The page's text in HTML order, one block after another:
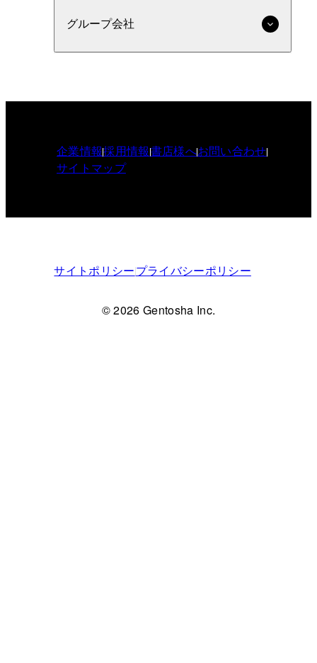
グループ会社
企業情報採用情報書店様へお問い合わせ
サイトマップ
サイトポリシープライバシーポリシー
© 2026 Gentosha Inc.